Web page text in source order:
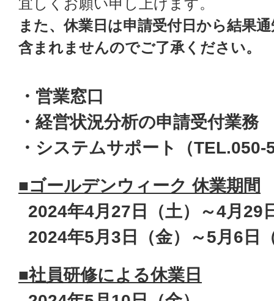
宜しくお願い申し上げます。
また、休業日は申請受付日から結果
含まれませんのでご了承ください。
・営業窓口
・経営状況分析の申請受付業務
・システムサポート（TEL.050-
■ゴールデンウィーク 休業期間
2024年4月27日（土）～4月29
2024年5月3日（金）～5月6日
■社員研修による休業日